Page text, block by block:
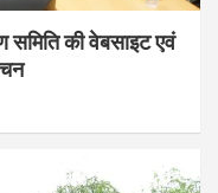
समिति की वेबसाइट एवं